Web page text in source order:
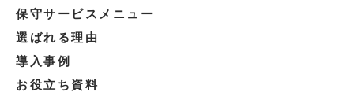
保守サービスメニュー
選ばれる理由
導入事例
お役立ち資料